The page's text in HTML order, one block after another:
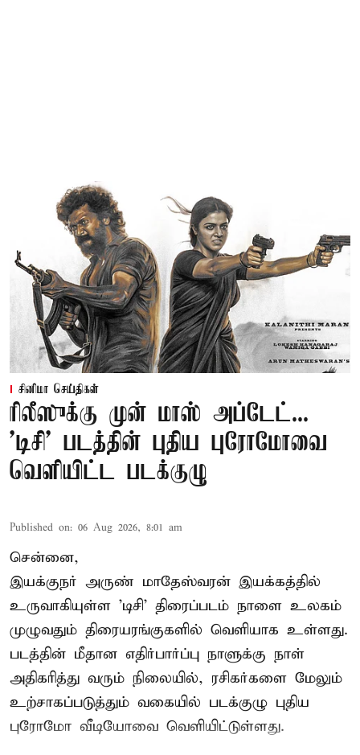
சினிமா செய்திகள்
ரிலீஸுக்கு முன் மாஸ் அப்டேட்...
'டிசி' படத்தின் புதிய புரோமோவை
வெளியிட்ட படக்குழு
Published on: 06 Aug 2026, 8:01 am
சென்னை,
இயக்குநர் அருண் மாதேஸ்வரன் இயக்கத்தில்
உருவாகியுள்ள 'டிசி' திரைப்படம் நாளை உலகம்
முழுவதும் திரையரங்குகளில் வெளியாக உள்ளது.
படத்தின் மீதான எதிர்பார்ப்பு நாளுக்கு நாள்
அதிகரித்து வரும் நிலையில், ரசிகர்களை மேலும்
உற்சாகப்படுத்தும் வகையில் படக்குழு புதிய
புரோமோ வீடியோவை வெளியிட்டுள்ளது.